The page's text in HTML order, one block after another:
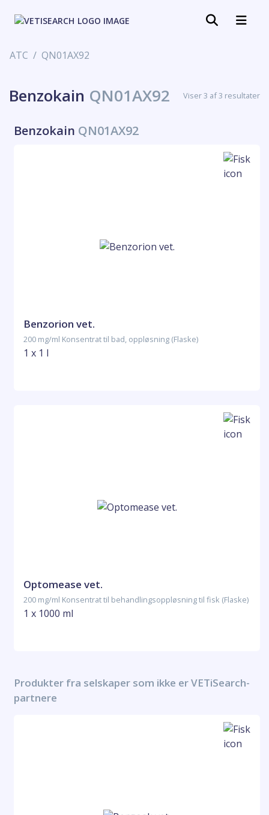
ATC QN01AX92
Benzokain QN01AX92 Viser 3 af 3 resultater
Benzokain QN01AX92
Benzorion vet.
200 mg/ml Konsentrat til bad, oppløsning (Flaske)
1 x 1 l
Optomease vet.
200 mg/ml Konsentrat til behandlingsoppløsning til fisk (Flaske)
1 x 1000 ml
Produkter fra selskaper som ikke er VETiSearch-
partnere